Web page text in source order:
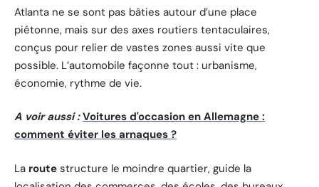
Atlanta ne se sont pas bâties autour d’une place
piétonne, mais sur des axes routiers tentaculaires,
conçus pour relier de vastes zones aussi vite que
possible. L’automobile façonne tout : urbanisme,
économie, rythme de vie.
A voir aussi : Voitures d'occasion en Allemagne :
comment éviter les arnaques ?
La route structure le moindre quartier, guide la